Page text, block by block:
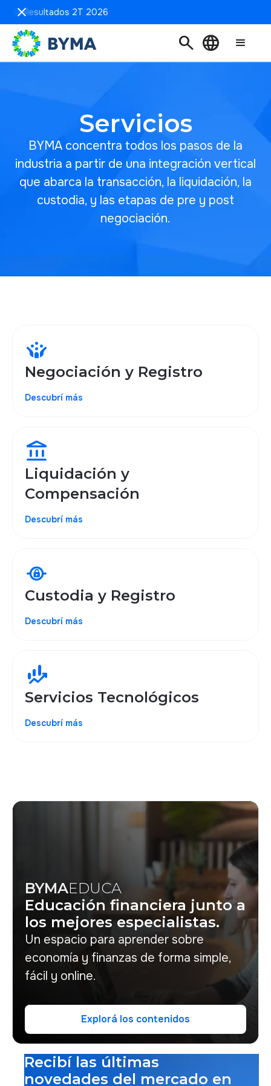
de Resultados 2T 2026
search language
Servicios
BYMA concentra todos los pasos de la
industria a partir de una integración vertical
que abarca la transacción, la liquidación, la
custodia, y las etapas de pre y post
negociación.
crowdsource
Negociación y Registro
Descubrí más
account_balance
Liquidación y
Compensación
Descubrí más
private_connectivity
Custodia y Registro
Descubrí más
finance_mode
Servicios Tecnológicos
Descubrí más
BYMAEDUCA
Educación financiera junto a
los mejores especialistas.
Un espacio para aprender sobre
economía y finanzas de forma simple,
fácil y online.
Explorá los contenidos
Recibí las últimas
novedades del mercado en